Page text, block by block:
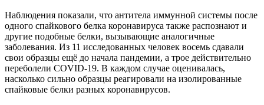
Наблюдения показали, что антитела иммунной системы после
одного спайкового белка коронавируса также распознают и
другие подобные белки, вызывающие аналогичные
заболевания. Из 11 исследованных человек восемь сдавали
свои образцы ещё до начала пандемии, а трое действительно
переболели COVID-19. В каждом случае оценивалась,
насколько сильно образцы реагировали на изолированные
спайковые белки разных коронавирусов.